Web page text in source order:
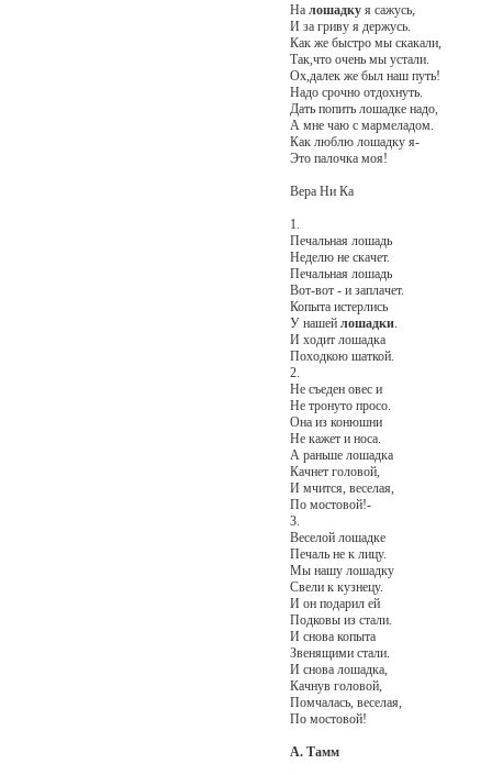
На лошадкуя сажусь,
И за гриву я держусь.
Как же быстро мы скакали,
Так,что очень мы устали.
Ох,далек же был наш путь!
Надо срочно отдохнуть.
Дать попить лошадке надо,
А мне чаю с мармеладом.
Как люблю лошадку я-
Это палочка моя!
Вера Ни Ка
1.
Печальная лошадь
Неделю не скачет.
Печальная лошадь
Вот-вот - и заплачет.
Копыта истерлись
У нашей лошадки.
И ходит лошадка
Походкою шаткой.
2.
Не съеден овес и
Не тронуто просо.
Она из конюшни
Не кажет и носа.
А раньше лошадка
Качнет головой,
И мчится, веселая,
По мостовой!-
3.
Веселой лошадке
Печаль не к лицу.
Мы нашу лошадку
Свели к кузнецу.
И он подарил ей
Подковы из стали.
И снова копыта
Звенящими стали.
И снова лошадка,
Качнув головой,
Помчалась, веселая,
По мостовой!
А. Тамм